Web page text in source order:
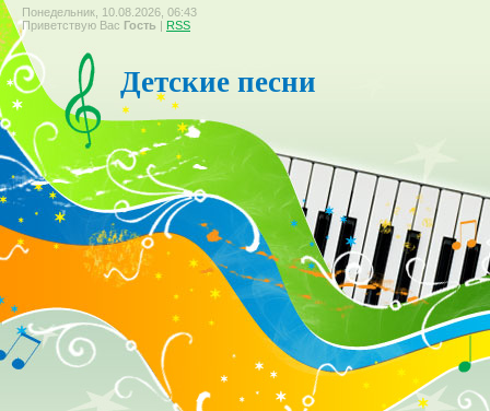
Понедельник, 10.08.2026, 06:43
Приветствую Вас Гость | RSS
Детские песни